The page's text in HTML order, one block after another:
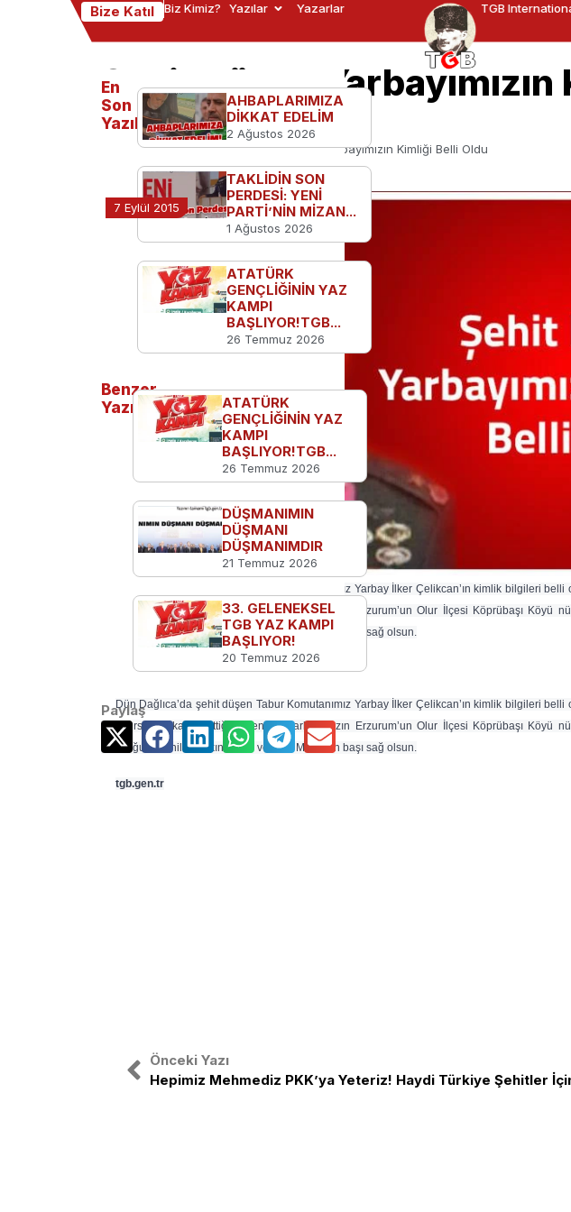
Bize Katıl Biz Kimiz? Yazılar Yazarlar TGB
Şehit Düşen
Oldu
Ana Sayfa TGB'den Şehit Düşen Yarbayımızın Kimliği Belli Oldu
7 Eylül 2015
Dün Dağlıca’da şehit düşen Tabur Komutanımız Yarbay İlker Çelikcan’ın kimlik bilgileri
ise Bursa’da ikamet ettiği öğrenilen Yarbayımızın Erzurum’un Olur İlçesi Köprübaşı Köyü
oturduğu öğrenildi. Yakınlarının ve Türk Milletinin başı sağ olsun.
tgb.gen.tr
Dün Dağlıca’da şehit düşen Tabur Komutanımız Yarbay İlker Çelikcan’ın kimlik bilgileri
ise Bursa’da ikamet ettiği öğrenilen Yarbayımızın Erzurum’un Olur İlçesi Köprübaşı Köyü
oturduğu öğrenildi. Yakınlarının ve Türk Milletinin başı sağ olsun.
tgb.gen.tr
En
Son
Yazılanlar
AHBAPLARIMIZA
DİKKAT EDELİM
2 Ağustos 2026
TAKLİDİN SON
PERDESİ: YENİ
PARTİ’NİN MİZAN...
1 Ağustos 2026
ATATÜRK
GENÇLİĞİNİN YAZ
KAMPI
BAŞLIYOR!TGB...
26 Temmuz 2026
Benzer
Yazılar
ATATÜRK
GENÇLİĞİNİN YAZ
KAMPI
BAŞLIYOR!TGB...
26 Temmuz 2026
DÜŞMANIMIN
DÜŞMANI
DÜŞMANIMDIR
21 Temmuz 2026
33. GELENEKSEL
TGB YAZ KAMPI
BAŞLIYOR!
20 Temmuz 2026
Paylaş
Önceki Yazı